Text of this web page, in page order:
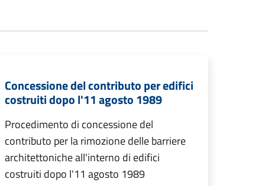
Concessione del contributo per edifici
costruiti dopo l'11 agosto 1989
Procedimento di concessione del
contributo per la rimozione delle barriere
architettoniche all'interno di edifici
costruiti dopo l'11 agosto 1989